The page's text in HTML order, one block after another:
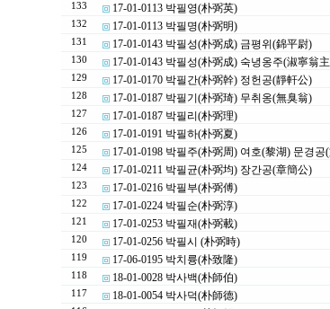
133
17-01-0113 박필영(朴弼英)
132
17-01-0113 박필명(朴弼明)
131
17-01-0143 박필성(朴弼成) 금평위(錦平尉)
130
17-01-0143 박필성(朴弼成) 숙녕옹주(淑寧翁
129
17-01-0170 박필간(朴弼幹) 정헌공(靜軒公)
128
17-01-0187 박필기(朴弼琦) 무취옹(無臭翁)
127
17-01-0187 박필리(朴弼理)
126
17-01-0191 박필하(朴弼夏)
125
17-01-0198 박필주(朴弼周) 여호(黎湖) 문경공
124
17-01-0211 박필균(朴弼均) 장간공(章簡公)
123
17-01-0216 박필부(朴弼傅)
122
17-01-0224 박필순(朴弼淳)
121
17-01-0253 박필재(朴弼載)
120
17-01-0256 박필시 (朴弼時)
119
17-06-0195 박치륭(朴致隆)
118
18-01-0028 박사백(朴師伯)
117
18-01-0054 박사덕(朴師德)